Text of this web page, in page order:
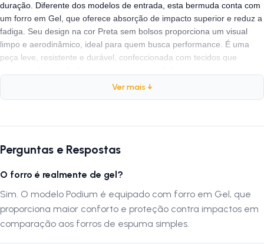
duração. Diferente dos modelos de entrada, esta bermuda conta com
um forro em Gel, que oferece absorção de impacto superior e reduz a
fadiga. Seu design na cor Preta sem bolsos proporciona um visual
limpo e aerodinâmico, ideal para quem busca performance. É uma
peça leve, resistente e durável, confeccionada com tecidos que
Modelo:Podium (Sem Bolso)
Cor:Preto
Forro:Gel (Alta densidade e conforto)
Material:Tecido sintético de compressão
Indicação:MTB e Ciclismo de Estrada
Ver mais ↓
Perguntas e Respostas
O forro é realmente de gel?
Sim. O modelo Podium é equipado com forro em Gel, que
proporciona maior conforto e proteção contra impactos em
comparação aos forros de espuma simples.